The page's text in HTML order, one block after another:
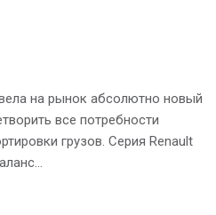
на рынок абсолютно новый
все потребности
грузов. Серия Renault